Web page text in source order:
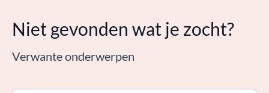
Niet gevonden wat je zocht?
Verwante onderwerpen